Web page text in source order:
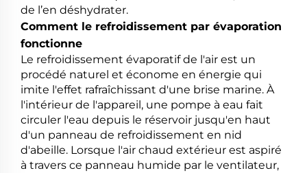
de l’en déshydrater.
Comment le refroidissement par évaporation
fonctionne
Le refroidissement évaporatif de l'air est un
procédé naturel et économe en énergie qui
imite l'effet rafraîchissant d'une brise marine. À
l'intérieur de l'appareil, une pompe à eau fait
circuler l'eau depuis le réservoir jusqu'en haut
d'un panneau de refroidissement en nid
d'abeille. Lorsque l'air chaud extérieur est aspiré
à travers ce panneau humide par le ventilateur,